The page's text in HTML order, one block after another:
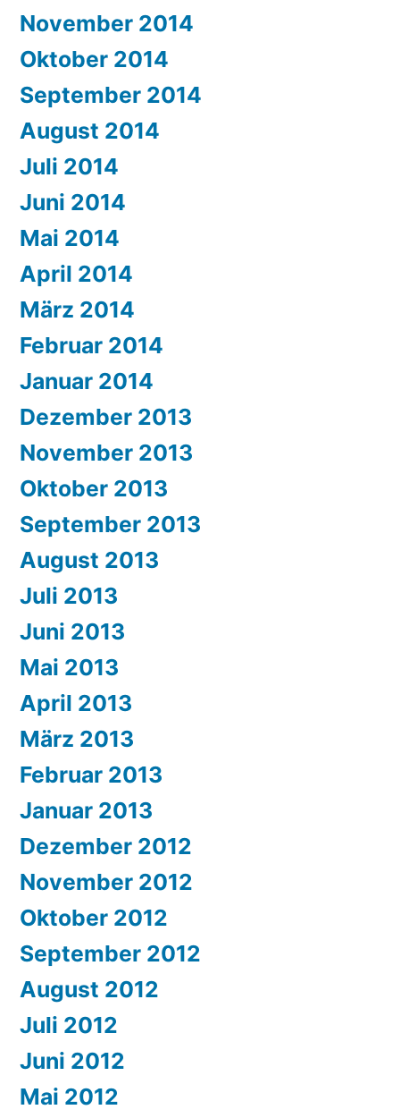
November 2014
Oktober 2014
September 2014
August 2014
Juli 2014
Juni 2014
Mai 2014
April 2014
März 2014
Februar 2014
Januar 2014
Dezember 2013
November 2013
Oktober 2013
September 2013
August 2013
Juli 2013
Juni 2013
Mai 2013
April 2013
März 2013
Februar 2013
Januar 2013
Dezember 2012
November 2012
Oktober 2012
September 2012
August 2012
Juli 2012
Juni 2012
Mai 2012